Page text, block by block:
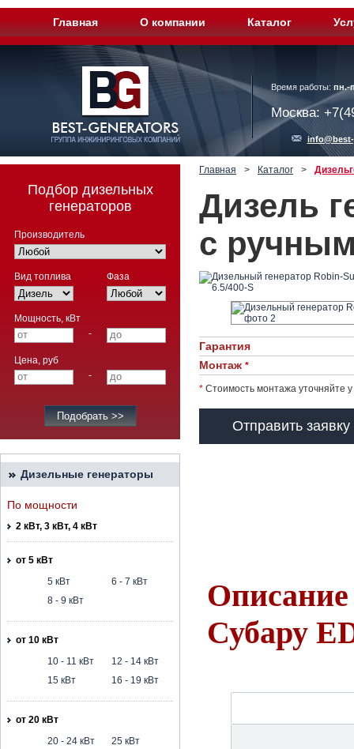
Главная О компании Каталог
Время работы: пн.-
Москва:
Подбор дизельных
генераторов
Производитель
Вид топлива Фаза
Мощность, кВт
-
Цена, руб
-
Дизельные генераторы
По мощности
2 кВт, 3 кВт, 4 кВт
от 5 кВт
5 кВт
6 - 7 кВт
8 - 9 кВт
от 10 кВт
10 - 11 кВт
12 - 14 кВт
15 кВт
16 - 19 кВт
от 20 кВт
20 - 24 кВт
25 кВт
Главная > Каталог >
Дизель
с
Гарантия
Монтаж *
* Стоимость монтажа уточняйте
Отправить
Описание
Субару